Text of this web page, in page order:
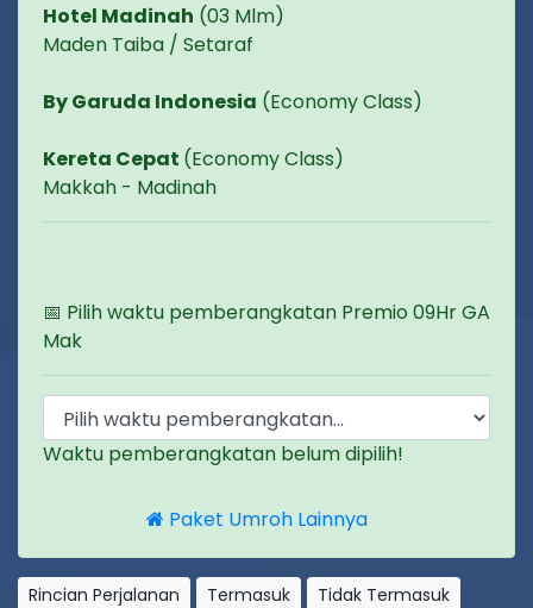
Hotel Madinah (03 Mlm)
Maden Taiba / Setaraf
By Garuda Indonesia (Economy Class)
Kereta Cepat (Economy Class)
Makkah - Madinah
📅 Pilih waktu pemberangkatan Premio 09Hr GA
Mak
Waktu pemberangkatan belum dipilih!
Paket Umroh Lainnya
Rincian Perjalanan Termasuk
Tidak Termasuk